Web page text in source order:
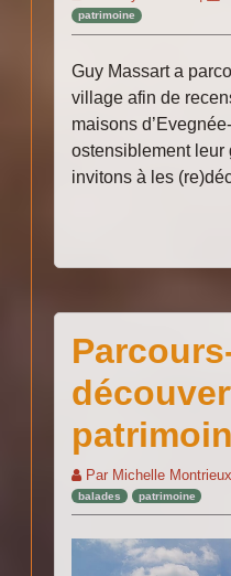
patrimoine
Guy Massart a
village afin de
maisons
ostensiblement
invitons à les
Par Michelle Montrieux
balades patrimoine